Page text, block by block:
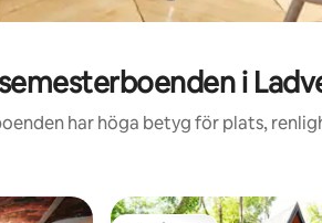
i
har höga betyg för plats,